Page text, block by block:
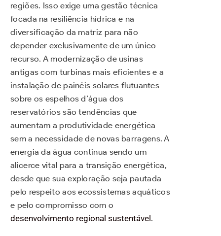
regiões. Isso exige uma gestão técnica
focada na resiliência hídrica e na
diversificação da matriz para não
depender exclusivamente de um único
recurso. A modernização de usinas
antigas com turbinas mais eficientes e a
instalação de painéis solares flutuantes
sobre os espelhos d’água dos
reservatórios são tendências que
aumentam a produtividade energética
sem a necessidade de novas barragens. A
energia da água continua sendo um
alicerce vital para a transição energética,
desde que sua exploração seja pautada
pelo respeito aos ecossistemas aquáticos
e pelo compromisso com o
desenvolvimento regional sustentável .